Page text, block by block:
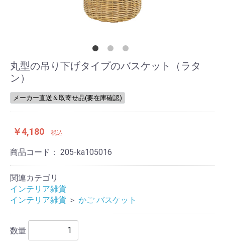
丸型の吊り下げタイプのバスケット（ラタ
ン）
メーカー直送＆取寄せ品(要在庫確認)
￥4,180 税込
商品コード： 205-ka105016
関連カテゴリ
インテリア雑貨
インテリア雑貨 ＞ かご バスケット
数量